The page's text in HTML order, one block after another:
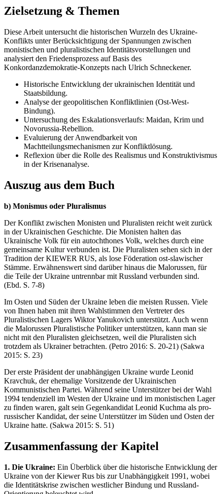
Zielsetzung & Themen
Diese Arbeit untersucht die historischen Wurzeln des Ukraine-
Konflikts unter Berücksichtigung der Spannungen zwischen
monistischen und pluralistischen Identitätsvorstellungen und
analysiert den Friedensprozess auf Basis des
Konkordanzdemokratie-Konzepts nach Ulrich Schneckener.
Historische Entwicklung der ukrainischen Identität und
Staatsbildung.
Analyse der geopolitischen Konfliktlinien (Ost-West-
Bindung).
Untersuchung des Eskalationsverlaufs: Maidan, Krim und
Novorussia-Rebellion.
Evaluierung der Anwendbarkeit von
Machtteilungsmechanismen zur Konfliktlösung.
Reflexion über die Rolle des Realismus und Konstruktivismus
in der Krisenanalyse.
Auszug aus dem Buch
b) Monismus oder Pluralismus
Der Konflikt zwischen Monisten und Pluralisten reicht weit zurück
in der Ukrainischen Geschichte. Die Monisten halten das
Ukrainische Volk für ein autochthones Volk, welches durch eine
gemeinsame Kultur verbunden ist. Die Pluralisten sehen sich in der
Tradition der KIEWER RUS, als lose Föderation ost-slawischer
Stämme. Erwähnenswert sind darüber hinaus die Malorussen, für
die Teile der Ukraine untrennbar mit Russland verbunden sind.
(Ebd. S. 7-8)
Im Osten und Süden der Ukraine leben die meisten Russen. Viele
von Ihnen haben mit ihren Wahlstimmen den Vertreter des
Pluralistischen Lagers Wiktor Yanukovich unterstützt. Auch wenn
die Malorussen Pluralistische Politiker unterstützen, kann man sie
nicht mit den Pluralisten gleichsetzen, weil die Pluralisten sich
trotzdem als Ukrainer betrachten. (Petro 2016: S. 20-21) (Sakwa
2015: S. 23)
Der erste Präsident der unabhängigen Ukraine wurde Leonid
Kravchuk, der ehemalige Vorsitzende der Ukrainischen
Kommunistischen Partei. Während seine Unterstützer bei der Wahl
1994 tendenziell im Westen der Ukraine und im monistischen Lager
zu finden waren, galt sein Gegenkandidat Leonid Kuchma als pro-
russischer Kandidat, der seine Unterstützer im Süden und Osten der
Ukraine hatte. (Sakwa 2015: S. 51)
Zusammenfassung der Kapitel
1. Die Ukraine: Ein Überblick über die historische Entwicklung der
Ukraine von der Kiewer Rus bis zur Unabhängigkeit 1991, wobei
die Identitätskrise zwischen westlicher Bindung und Russland-